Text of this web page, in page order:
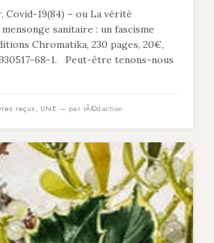
Covid-19(84) – ou La vérité
sanitaire : un fascisme
Chromatika, 230 pages, 20€,
68-1. Peut-être tenons-nous
reçus, UNE — par rÃ©daction